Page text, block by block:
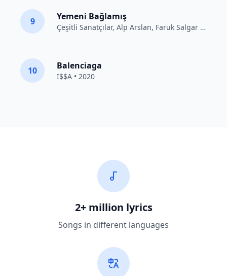
9 Yemeni Bağlamış
Çeşitli Sanatçılar, Alp Arslan, Faruk Salgar • 2012
10 Balenciaga
I$$A • 2020
2+ million lyrics
Songs in different languages